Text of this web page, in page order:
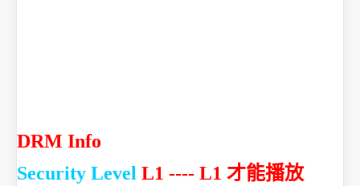
DRM Info
Security Level L1 ---- L1 才能播放